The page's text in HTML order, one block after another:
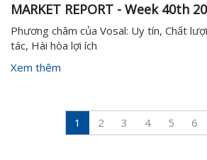
MARKET REPORT - Week 40th
Phương châm của Vosal: Uy tín, Chất
tác, Hài hòa lợi ích
Xem thêm
1 2 3 4 5 6